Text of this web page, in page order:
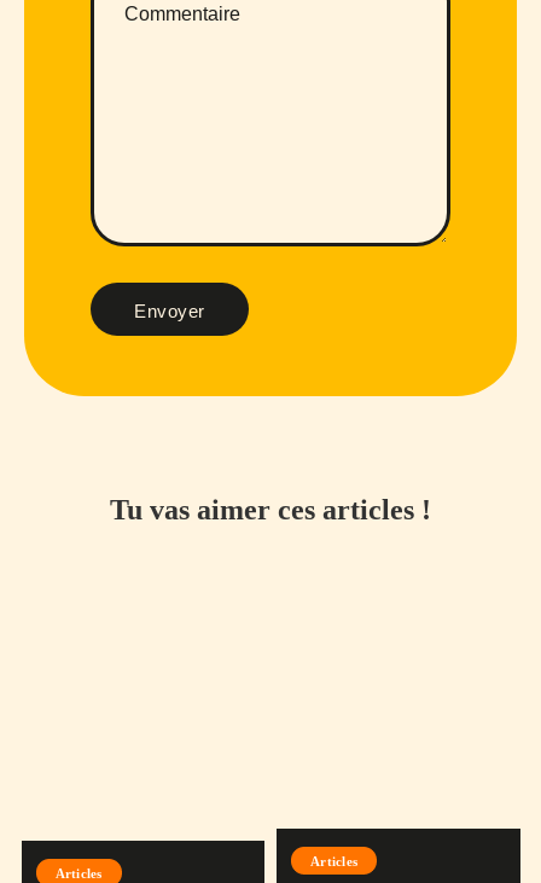
Envoyer
Tu vas aimer ces articles !
Articles
Articles